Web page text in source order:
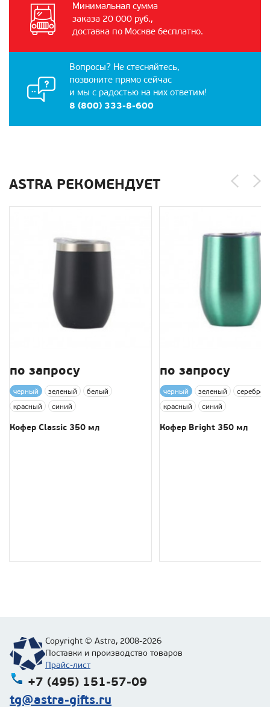
Минимальная сумма
заказа 20 000 руб.,
доставка по Москве бесплатно.
Вопросы? Не стесняйтесь,
позвоните прямо сейчас
и мы с радостью на них ответим!
8 (800) 333-8-600
ASTRA РЕКОМЕНДУЕТ
по запросу
черный зеленый
белый
красный
синий
Кофер Classic 350 мл
по запросу
черный зеленый
серебро
красный
синий
Кофер Bright 350 мл
Copyright © Astra, 2008-2026
Поставки и производство товаров
Прайс-лист
+7 (495) 151-57-09
tg@astra-gifts.ru